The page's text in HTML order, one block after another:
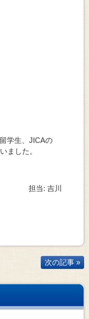
学生、JICAの
ました。
担当: 吉川
次の記事 »